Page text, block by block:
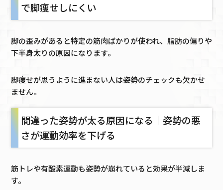
で脚痩せしにくい
脚の歪みがあると特定の筋肉ばかりが使われ、脂肪の偏りや
下半身太りの原因になります。
脚痩せが思うように進まない人は姿勢のチェックも欠かせ
ません。
間違った姿勢が太る原因になる｜姿勢の悪
さが運動効率を下げる
筋トレや有酸素運動も姿勢が崩れていると効果が半減しま
す。